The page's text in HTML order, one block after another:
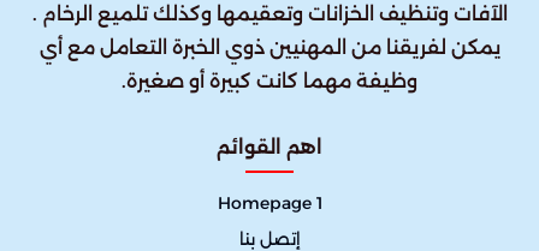
الآفات وتنظيف الخزانات وتعقيمها وكذلك تلميع الرخام .
يمكن لفريقنا من المهنيين ذوي الخبرة التعامل مع أي
وظيفة مهما كانت كبيرة أو صغيرة.
اهم القوائم
Homepage 1
إتصل بنا